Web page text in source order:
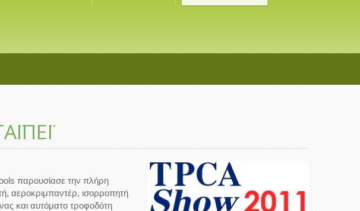
παρουσίασε την πλήρη
αεροκριμπαντέρ, ισορροπητή
και αυτόματο τροφοδότη